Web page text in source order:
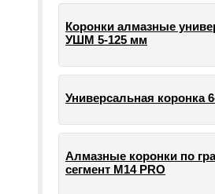
Коронки алмазные
УШМ 5-125 мм
Универсальная коронка
Алмазные коронки по
сегмент М14 PRO